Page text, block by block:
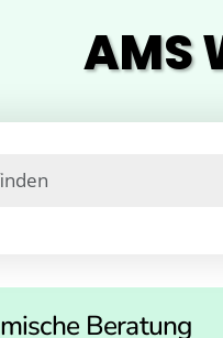
AMS
Beratung